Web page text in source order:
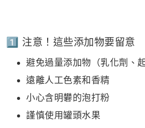
1️⃣ 注意！這些添加物要留意
避免過量添加物（乳化劑、起
遠離人工色素和香精
小心含明礬的泡打粉
謹慎使用罐頭水果